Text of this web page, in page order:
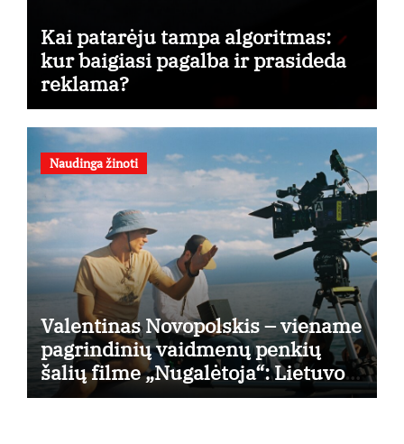
Kai patarėju tampa algoritmas:
kur baigiasi pagalba ir prasideda
reklama?
Naudinga žinoti
Valentinas Novopolskis – viename
pagrindinių vaidmenų penkių
šalių filme „Nugalėtoja“: Lietuvos
kino teatruose – nuo rugpjūčio 7-